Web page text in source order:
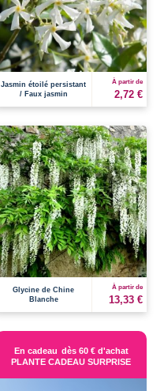
Jasmin étoilé persistant
/ Faux jasmin
À partir de
2,72 €
Glycine de Chine
Blanche
À partir de
13,33 €
En cadeau dès 60 € d'achat
PLANTE CADEAU SURPRISE